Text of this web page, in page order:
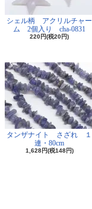
シェル柄 アクリルチャー
ム 2個入り cha-0831
220円(税20円)
タンザナイト さざれ １
連・80cm
1,628円(税148円)